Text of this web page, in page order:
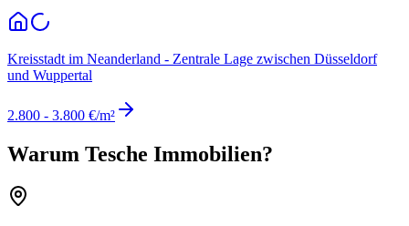
Kreisstadt im Neanderland - Zentrale Lage zwischen Düsseldorf
und Wuppertal
2.800 - 3.800 €/m²
Warum Tesche Immobilien?